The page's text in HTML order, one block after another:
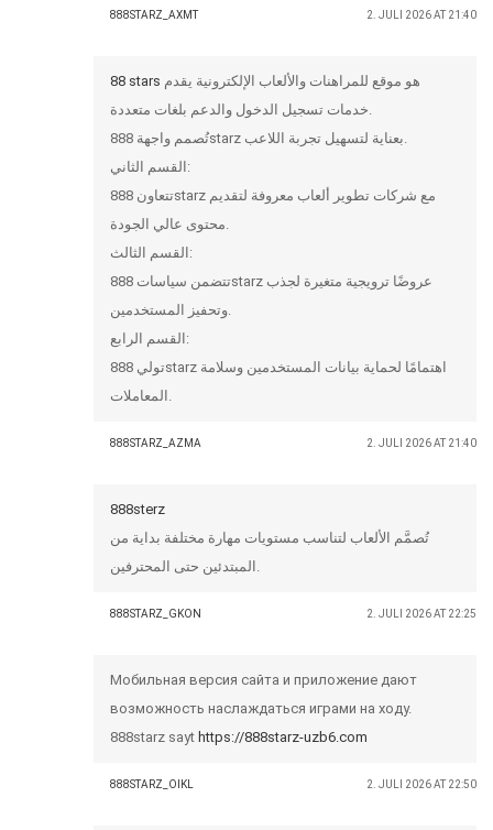
888STARZ_AXMT 2. JULI 2026 AT 21:40
88 stars
خدمات تسجيل الدخول والدعم بلغات متعددة.
تُصمم واجهة 888starz بعناية لتسهيل تجربة اللاعب.
القسم الثاني:
تتعاون 888starz مع شركات تطوير ألعاب معروفة لتقديم
محتوى عالي الجودة.
القسم الثالث:
تتضمن سياسات 888starz عروضًا ترويجية متغيرة لجذب
وتحفيز المستخدمين.
القسم الرابع:
تولي 888starz اهتمامًا لحماية بيانات المستخدمين وسلامة
المعاملات.
888STARZ_AZMA 2. JULI 2026 AT 21:40
888sterz
تُصمَّم الألعاب لتناسب مستويات مهارة مختلفة بداية من
المبتدئين حتى المحترفين.
888STARZ_GKON 2. JULI 2026 AT 22:25
Мобильная версия сайта и приложение дают
возможность наслаждаться играми на ходу.
888starz sayt https://888starz-uzb6.com
888STARZ_OIKL 2. JULI 2026 AT 22:50